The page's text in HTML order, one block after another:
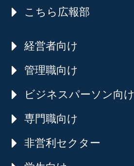
こちら広報部
経営者向け
管理職向け
ビジネスパーソン向け
専門職向け
非営利セクター